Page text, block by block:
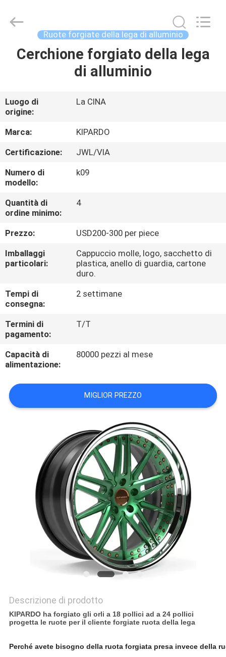
CASA
CIRCA
NOI
GIRO
DELLA
FABBRICA
CONTROLLO
DI
QUALITÀ
CONTATTICI
RICHIEDA
UNA
CITAZIONE
MAPPA
PRIVACY
POLICY
Rimax
Industry
Reserved.
Ruote forgiate della lega di alluminio
Cerchione forgiato della lega
di alluminio
Luogo di
origine:
La CINA
Marca:
KIPARDO
Certificazione:
JWL/VIA
Numero di
modello:
k09
Quantità di
ordine minimo:
4
Prezzo:
USD200-300 per piece
Imballaggi
particolari:
Cappuccio molle, logo, sacchetto di
plastica, anello di guardia, cartone
duro.
Tempi di
consegna:
2 settimane
Termini di
pagamento:
T/T
Capacità di
alimentazione:
80000 pezzi al mese
MIGLIOR PREZZO
Descrizione di prodotto
KIPARDO ha forgiato gli orli a 18 pollici ad a 24 pollici
progetta le ruote per il cliente forgiate ruota della lega
Perché avete bisogno della ruota forgiata presa invece della